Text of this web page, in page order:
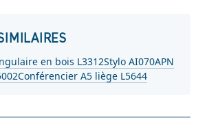
en bois L3312Stylo AI070APN
Conférencier A5 liège L5644